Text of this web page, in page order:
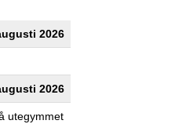
2026
2026
utegymmet